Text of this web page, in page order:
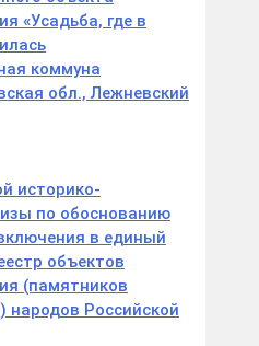
«Усадьба, где в
коммуна
обл., Лежневский
историко-
по обоснованию
в единый
объектов
(памятников
народов Российской